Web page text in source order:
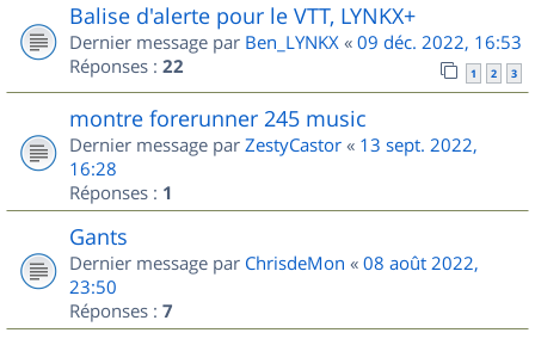
Balise d'alerte pour le VTT, LYNKX+
Dernier message par Ben_LYNKX « 09 déc. 2022, 16:53
Réponses : 22 1 2 3
montre forerunner 245 music
Dernier message par ZestyCastor « 13 sept. 2022,
16:28
Réponses : 1
Gants
Dernier message par ChrisdeMon « 08 août 2022,
23:50
Réponses : 7